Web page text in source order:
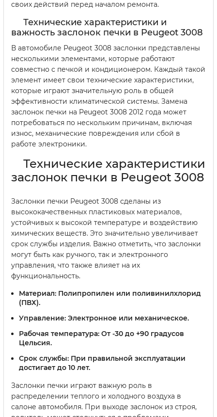
своих действий перед началом ремонта.
Технические характеристики и
важность заслонок печки в Peugeot 3008
В автомобиле Peugeot 3008 заслонки представлены
несколькими элементами, которые работают
совместно с печкой и кондиционером. Каждый такой
элемент имеет свои технические характеристики,
которые играют значительную роль в общей
эффективности климатической системы. Замена
заслонок печки на Peugeot 3008 2012 года может
потребоваться по нескольким причинам, включая
износ, механические повреждения или сбой в
работе электроники.
Технические характеристики
заслонок печки в Peugeot 3008
Заслонки печки Peugeot 3008 сделаны из
высококачественных пластиковых материалов,
устойчивых к высокой температуре и воздействию
химических веществ. Это значительно увеличивает
срок службы изделия. Важно отметить, что заслонки
могут быть как ручного, так и электронного
управления, что также влияет на их
функциональность.
Материал: Полипропилен или поливинилхлорид
(ПВХ).
Управление: Электронное или механическое.
Рабочая температура: От -30 до +90 градусов
Цельсия.
Срок службы: При правильной эксплуатации
достигает до 10 лет.
Заслонки печки играют важную роль в
распределении теплого и холодного воздуха в
салоне автомобиля. При выходе заслонок из строя,